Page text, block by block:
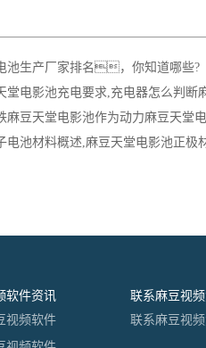
池生产厂家排名，你知道哪些?
堂电影池充电要求,充电器怎么判断
麻豆天堂电影池作为动力麻豆天堂
电池材料概述,麻豆天堂电影池正极
软件资讯
视频软件
联系麻豆视
联系麻豆视